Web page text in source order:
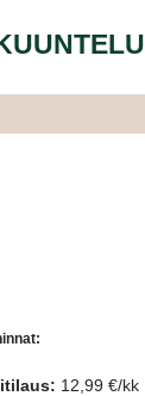
12,99 €/kk